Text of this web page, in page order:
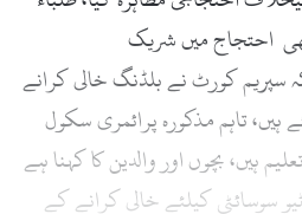
احتجاج میں شریک
سپریم کورٹ نے بلڈنگ خالی کرانے
تاہم مذکورہ پرائمری سکول
تعلیم ہیں، بچوں اور والدین کا کہنا ہے
سوسائٹی کیلئے خالی کرانے کے